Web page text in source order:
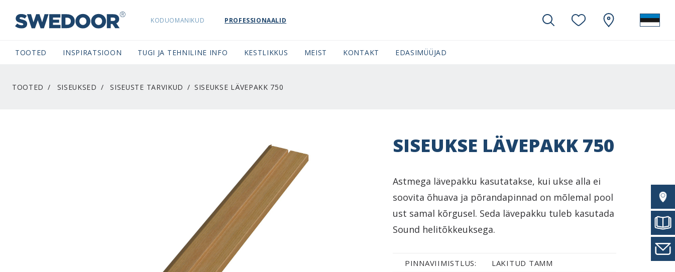
SWEDOORESTONIA NAVIGATION
KODUOMANIKUD PROFESSIONAALID
TOOTED INSPIRATSIOON TUGI JA TEHNILINE INFO KESTLIKKUS MEIST KONTAKT EDASIMÜÜJAD
TOOTED SISEUKSED SISEUSTE TARVIKUD SISEUKSE LÄVEPAKK 750
SISEUKSE LÄVEPAKK 750
Astmega lävepakku kasutatakse, kui ukse alla ei
soovita õhuava ja põrandapinnad on mõlemal pool
ust samal kõrgusel. Seda lävepakku tuleb kasutada
Sound helitõkkeuksega.
PINNAVIIMISTLUS:
LAKITUD TAMM